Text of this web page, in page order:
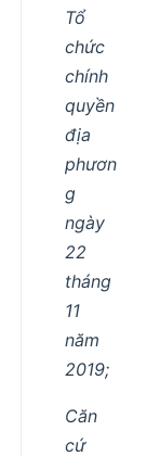
Tổ
chức
chính
quyền
địa
phươn
g
ngày
22
tháng
11
năm
2019;
Căn
cứ